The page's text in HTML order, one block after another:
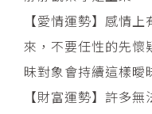
【愛情運勢】感情
來，不要任性的先懷
昧對象會持續這樣曖
【財富運勢】許多